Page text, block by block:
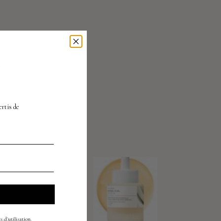
BOOSTING SHOT
de
d'utilisation.